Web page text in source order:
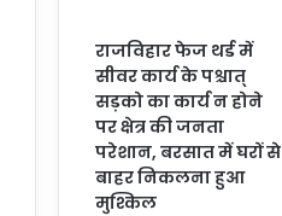
राजविहार फेज थर्ड में
सीवर कार्य के पश्चात्
सड़को का कार्य न होने
पर क्षेत्र की जनता
परेशान, बरसात में घरों से
बाहर निकलना हुआ
मुश्किल